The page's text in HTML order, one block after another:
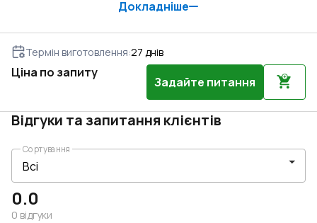
Докладніше
Термін виготовлення:27 днів
Ціна по запиту
Задайте питання
Відгуки та запитання клієнтів
0.0
0 відгуки
Сортування